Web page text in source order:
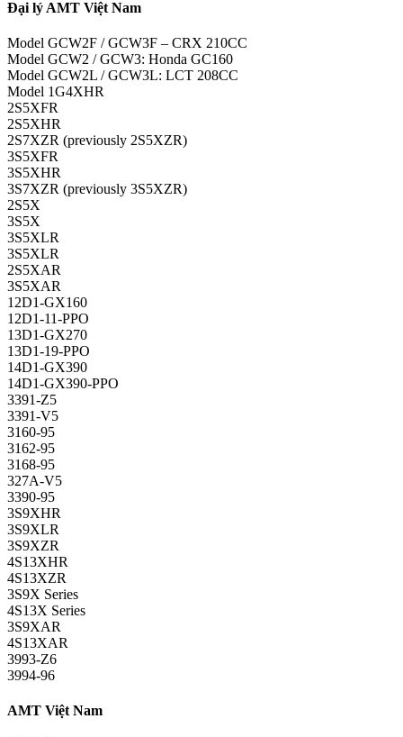
Đại lý AMT Việt Nam
Model GCW2F / GCW3F – CRX 210CC
Model GCW2 / GCW3: Honda GC160
Model GCW2L / GCW3L: LCT 208CC
Model 1G4XHR
2S5XFR
2S5XHR
2S7XZR (previously 2S5XZR)
3S5XFR
3S5XHR
3S7XZR (previously 3S5XZR)
2S5X
3S5X
3S5XLR
3S5XLR
2S5XAR
3S5XAR
12D1-GX160
12D1-11-PPO
13D1-GX270
13D1-19-PPO
14D1-GX390
14D1-GX390-PPO
3391-Z5
3391-V5
3160-95
3162-95
3168-95
327A-V5
3390-95
3S9XHR
3S9XLR
3S9XZR
4S13XHR
4S13XZR
3S9X Series
4S13X Series
3S9XAR
4S13XAR
3993-Z6
3994-96
AMT Việt Nam